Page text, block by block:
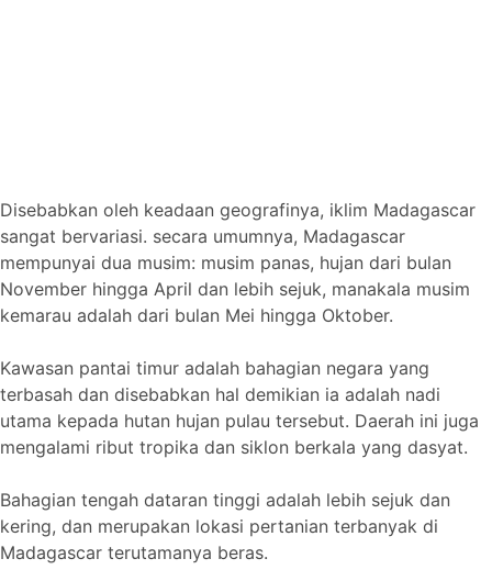
Disebabkan oleh keadaan geografinya, iklim Madagascar
sangat bervariasi. secara umumnya, Madagascar
mempunyai dua musim: musim panas, hujan dari bulan
November hingga April dan lebih sejuk, manakala musim
kemarau adalah dari bulan Mei hingga Oktober.
Kawasan pantai timur adalah bahagian negara yang
terbasah dan disebabkan hal demikian ia adalah nadi
utama kepada hutan hujan pulau tersebut. Daerah ini juga
mengalami ribut tropika dan siklon berkala yang dasyat.
Bahagian tengah dataran tinggi adalah lebih sejuk dan
kering, dan merupakan lokasi pertanian terbanyak di
Madagascar terutamanya beras.